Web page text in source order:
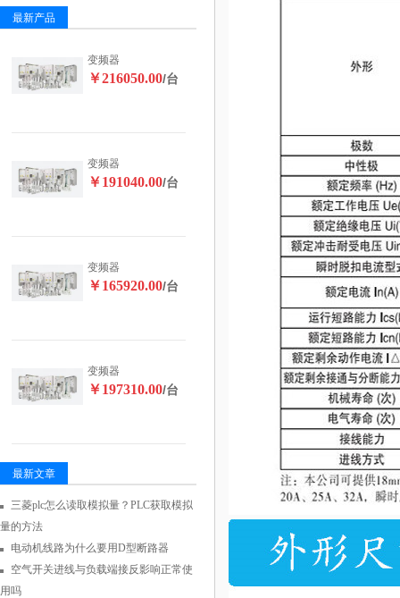
最新产品
变频器
￥216050.00/台
变频器
￥191040.00/台
变频器
￥165920.00/台
变频器
￥197310.00/台
最新文章
三菱plc怎么读取模拟量？PLC获取模拟
量的方法
电动机线路为什么要用D型断路器
空气开关进线与负载端接反影响正常使
用吗